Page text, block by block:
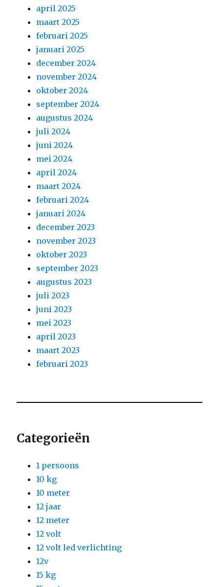
april 2025
maart 2025
februari 2025
januari 2025
december 2024
november 2024
oktober 2024
september 2024
augustus 2024
juli 2024
juni 2024
mei 2024
april 2024
maart 2024
februari 2024
januari 2024
december 2023
november 2023
oktober 2023
september 2023
augustus 2023
juli 2023
juni 2023
mei 2023
april 2023
maart 2023
februari 2023
Categorieën
1 persoons
10 kg
10 meter
12 jaar
12 meter
12 volt
12 volt led verlichting
12v
15 kg